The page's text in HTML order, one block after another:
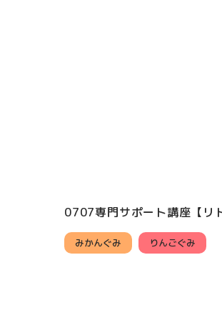
0707専門サポート講座【リ
みかんぐみ りんごぐみ